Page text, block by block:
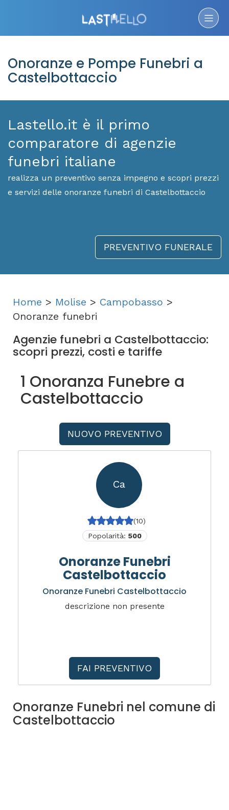
Onoranze e Pompe Funebri a
Castelbottaccio
Lastello.it è il primo
comparatore di agenzie
funebri italiane
realizza un preventivo senza impegno e scopri prezzi
e servizi delle onoranze funebri di Castelbottaccio
PREVENTIVO FUNERALE
Home > Molise > Campobasso >
Onoranze funebri
Agenzie funebri a Castelbottaccio:
scopri prezzi, costi e tariffe
1 Onoranza Funebre a
Castelbottaccio
NUOVO PREVENTIVO
Ca
(10)
Popolarità: 500
Onoranze Funebri
Castelbottaccio
Onoranze Funebri Castelbottaccio
descrizione non presente
FAI PREVENTIVO
Onoranze Funebri nel comune di
Castelbottaccio